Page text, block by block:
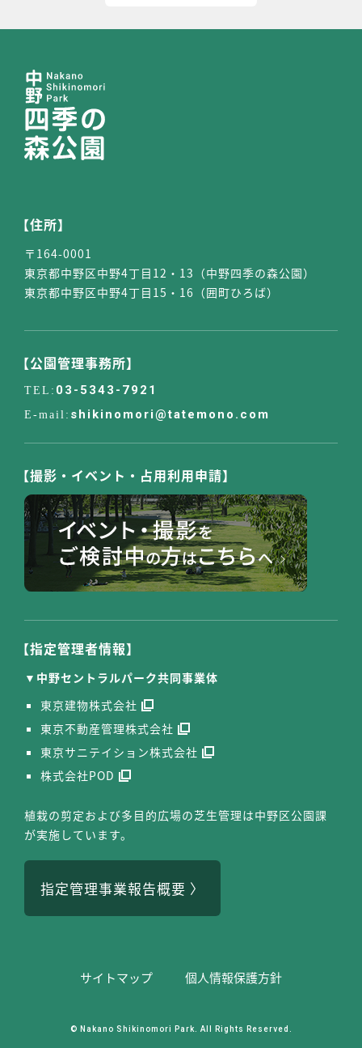
【住所】
〒164-0001
東京都中野区中野4丁目12・13（中野四季の森公園）
東京都中野区中野4丁目15・16（囲町ひろば）
【公園管理事務所】
03-5343-7921
shikinomori@tatemono.com
【撮影・イベント・占用利用申請】
【指定管理者情報】
中野セントラルパーク共同事業体
東京建物株式会社
東京不動産管理株式会社
東京サニテイション株式会社
株式会社POD
植栽の剪定および多目的広場の芝生管理は中野区公園課
が実施しています。
指定管理事業報告概要
サイトマップ 個⼈情報保護⽅針
© Nakano Shikinomori Park. All Rights Reserved.